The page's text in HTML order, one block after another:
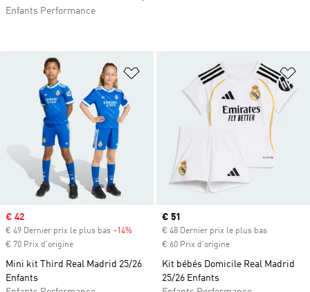
Ajouter à la Liste de produits
Prix soldé
€ 42
€ 49 Dernier prix le plus bas -14%
€ 70 Prix d'origine
Mini kit Third Real Madrid 25/26
Enfants
Prix actuel
€ 51
€ 48 Dernier prix le plus bas
€ 60 Prix d'origine
Kit bébés Domicile Real Madrid
25/26 Enfants
Enfants Performance